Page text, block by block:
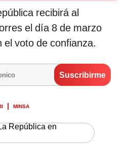
recibirá al
el día 8 de marzo
el voto de confianza.
MINSA
República en